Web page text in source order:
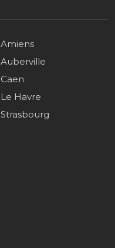
Amiens
Auberville
Caen
Le Havre
Strasbourg